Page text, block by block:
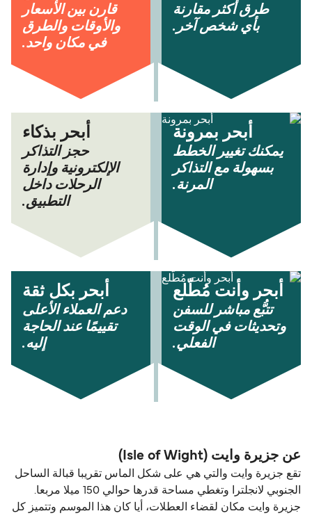
طرق أكثر مقارنة
بأي شخص آخر.
قارن بين الأسعار
والأوقات والطرق
في مكان واحد.
أبحر بمرونة
يمكنك تغيير الخطط
بسهولة مع التذاكر
المرنة.
أبحر بذكاء
حجز التذاكر
الإلكترونية وإدارة
الرحلات داخل
التطبيق.
أبحر وأنت مُطّلع
تتبُّع مباشر للسفن
وتحديثات في الوقت
الفعلي.
أبحر بكل ثقة
دعم العملاء الأعلى
تقييمًا عند الحاجة
إليه.
عن جزيرة وايت (Isle of Wight)
تقع جزيرة وايت والتي هي على شكل الماس تقريبا قبالة الساحل
الجنوبي لانجلترا وتغطي مساحة قدرها حوالي 150 ميلا مربعا.
جزيرة وايت مكان لقضاء العطلات، أيا كان هذا الموسم وتتميز كل